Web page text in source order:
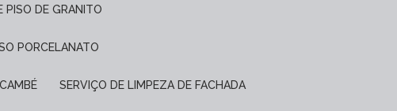
PISO DE GRANITO
PORCELANATO
SERVIÇO DE LIMPEZA DE FACHADA